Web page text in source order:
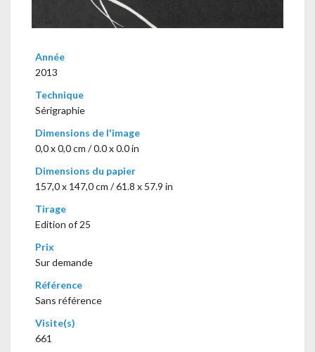
Année
2013
Technique
Sérigraphie
Dimensions de l'image
0,0 x 0,0 cm / 0.0 x 0.0 in
Dimensions du papier
157,0 x 147,0 cm / 61.8 x 57.9 in
Tirage
Edition of 25
Prix
Sur demande
Référence
Sans référence
Visite(s)
661